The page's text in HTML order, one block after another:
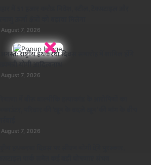
×
August 7, 2026
7 अगस्त: राष्ट्रीय हथकरघा दिवस समारोह में शामिल होंगे
मुख्यमंत्री योगी आदित्यनाथ
August 7, 2026
August 7, 2026